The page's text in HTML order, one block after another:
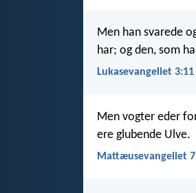
Men han svarede
har; og den, som
Lukasevangeliet 3:11
Men vogter eder
ere glubende Ulve.
Mattæusevangeliet